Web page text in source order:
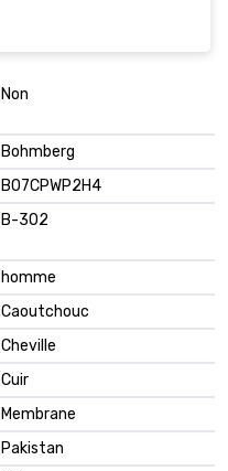
Non
Bohmberg
B07CPWP2H4
B-302
homme
Caoutchouc
Cheville
Cuir
Membrane
Pakistan